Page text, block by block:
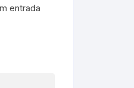
entrada